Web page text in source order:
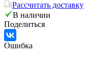
Рассчитать доставку
В наличии
Поделиться
Ошибка